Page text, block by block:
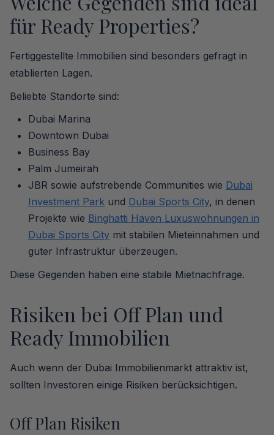
für Ready Properties?
Fertiggestellte Immobilien sind besonders gefragt in
etablierten Lagen.
Beliebte Standorte sind:
Dubai Marina
Downtown Dubai
Business Bay
Palm Jumeirah
JBR sowie aufstrebende Communities wie Dubai
Investment Park und Dubai Sports City, in denen
Projekte wie Binghatti Haven Luxuswohnungen in
Dubai Sports City mit stabilen Mieteinnahmen und
guter Infrastruktur überzeugen.
Diese Gegenden haben eine stabile Mietnachfrage.
Risiken bei Off Plan und
Ready Immobilien
Auch wenn der Dubai Immobilienmarkt attraktiv ist,
sollten Investoren einige Risiken berücksichtigen.
Off Plan Risiken